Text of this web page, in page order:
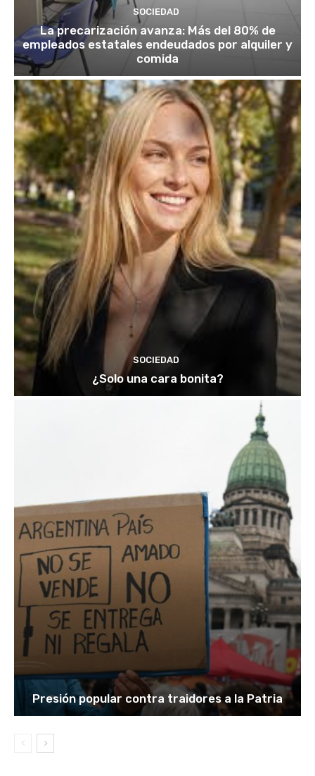
SOCIEDAD
La precarización avanza: Más del 80% de
empleados estatales endeudados por alquiler y
comida
SOCIEDAD
¿Solo una cara bonita?
Presión popular contra traidores a la Patria